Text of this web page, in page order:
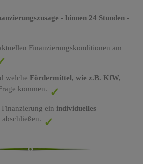
- binnen 24 Stunden-
Finanzierungskonditionen am
welche Fördermittel, wie z.B. KfW,
kommen.
ein individuelles
abschließen.